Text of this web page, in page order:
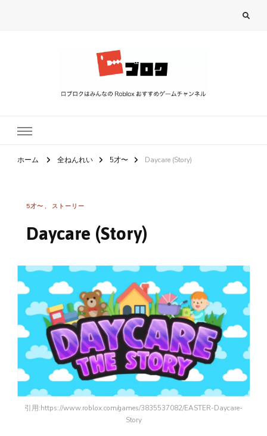
ホーム 全ねんれい 5才〜 Daycare (Story)
5才〜 ストーリー
Daycare (Story)
引用:https://www.roblox.com/games/3835537082/EASTER-Daycare-
Story